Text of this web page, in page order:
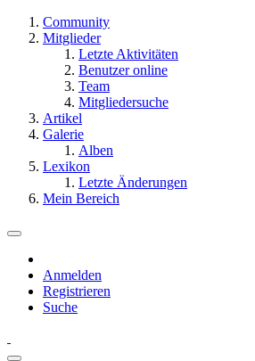
Community
Mitglieder
Letzte Aktivitäten
Benutzer online
Team
Mitgliedersuche
Artikel
Galerie
Alben
Lexikon
Letzte Änderungen
Mein Bereich
Anmelden
Registrieren
Suche